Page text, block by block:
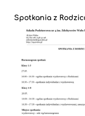
Spotkania z